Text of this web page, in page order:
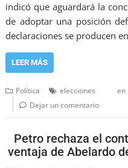
indicó que aguardará la
de adoptar una posición
declaraciones se producen
LEER MÁS
Política elecciones
Dejar un comentario
Petro rechaza el
ventaja de Abelardo